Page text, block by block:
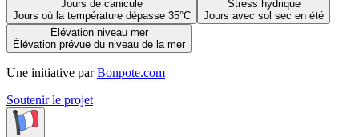
Jours de canicule
Jours où la température dépasse 35°C
Stress hydrique
Jours avec sol sec en été
Élévation niveau mer
Élévation prévue du niveau de la mer
Une initiative par Bonpote.com
Soutenir le projet